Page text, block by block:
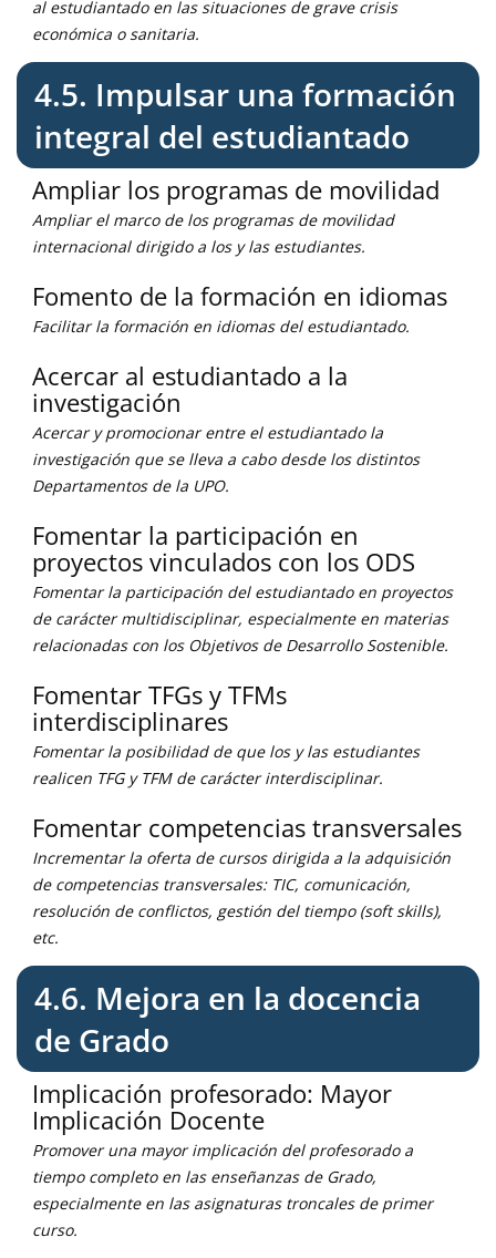
al estudiantado en las situaciones de grave crisis
económica o sanitaria.
4.5. Impulsar una formación
integral del estudiantado
Ampliar los programas de movilidad
Ampliar el marco de los programas de movilidad
internacional dirigido a los y las estudiantes.
Fomento de la formación en idiomas
Facilitar la formación en idiomas del estudiantado.
Acercar al estudiantado a la
investigación
Acercar y promocionar entre el estudiantado la
investigación que se lleva a cabo desde los distintos
Departamentos de la UPO.
Fomentar la participación en
proyectos vinculados con los ODS
Fomentar la participación del estudiantado en proyectos
de carácter multidisciplinar, especialmente en materias
relacionadas con los Objetivos de Desarrollo Sostenible.
Fomentar TFGs y TFMs
interdisciplinares
Fomentar la posibilidad de que los y las estudiantes
realicen TFG y TFM de carácter interdisciplinar.
Fomentar competencias transversales
Incrementar la oferta de cursos dirigida a la adquisición
de competencias transversales: TIC, comunicación,
resolución de conflictos, gestión del tiempo (soft skills),
etc.
4.6. Mejora en la docencia
de Grado
Implicación profesorado: Mayor
Implicación Docente
Promover una mayor implicación del profesorado a
tiempo completo en las enseñanzas de Grado,
especialmente en las asignaturas troncales de primer
curso.